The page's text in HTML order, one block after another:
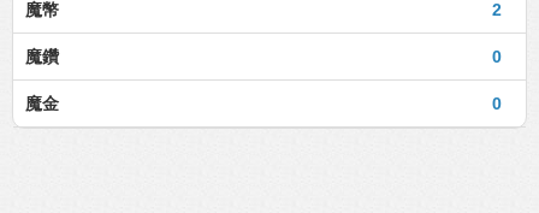
2
魔幣
0
魔鑽
0
魔金